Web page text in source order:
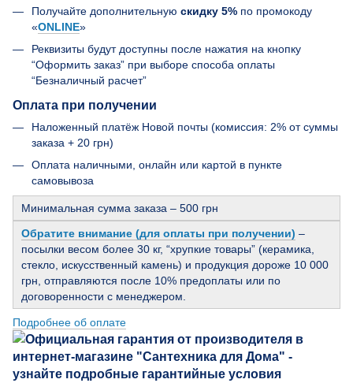
Получайте дополнительную скидку 5% по промокоду
«ONLINE»
Реквизиты будут доступны после нажатия на кнопку
“Оформить заказ” при выборе способа оплаты
“Безналичный расчет”
Оплата при получении
Наложенный платёж Новой почты (комиссия: 2% от суммы
заказа + 20 грн)
Оплата наличными, онлайн или картой в пункте
самовывоза
Минимальная сумма заказа – 500 грн
Обратите внимание (для оплаты при получении) –
посылки весом более 30 кг, “хрупкие товары” (керамика,
стекло, искусственный камень) и продукция дороже 10 000
грн, отправляются после 10% предоплаты или по
договоренности с менеджером.
Подробнее об оплате